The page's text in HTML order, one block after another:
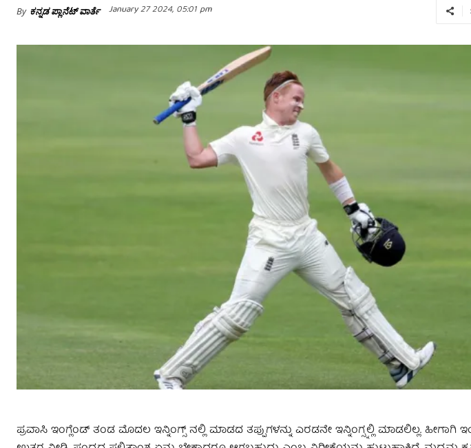
By ಕನ್ನಡ ಪ್ಲಾನೆಟ್ ವಾರ್ತೆ January 27 2024, 05:01 pm
ಪ್ರವಾಸಿ ಇಂಗ್ಲೆಂಡ್ ತಂಡ ಮೊದಲ ಇನ್ನಿಂಗ್ಸ್ ನಲ್ಲಿ ಮಾಡದ ತಪ್ಪುಗಳನ್ನು ಎರಡನೇ ಇನ್ನಿಂಗ್ಸ್ನಲ್ಲಿ ಮಾಡಲಿಲ್ಲ.